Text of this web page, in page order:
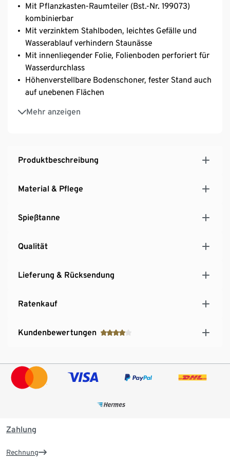
Mit Pflanzkasten-Raumteiler (Bst.-Nr. 199073)
kombinierbar
Mit verzinktem Stahlboden, leichtes Gefälle und
Wasserablauf verhindern Staunässe
Mit innenliegender Folie, Folienboden perforiert für
Wasserdurchlass
Höhenverstellbare Bodenschoner, fester Stand auch
auf unebenen Flächen
Mehr anzeigen
Inkl. Wandbefestigung und Geländerhalterung
Aus Massivholz, lasiert
Produktbeschreibung
Material & Pflege
Spießtanne
Qualität
Lieferung & Rücksendung
Ratenkauf
Kundenbewertungen
Zahlung
Rechnung